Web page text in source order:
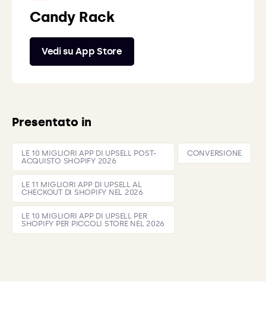
Candy Rack
Vedi su App Store
Presentato in
LE 10 MIGLIORI APP DI UPSELL POST-
ACQUISTO SHOPIFY 2026
LE 11 MIGLIORI APP DI UPSELL AL
CHECKOUT DI SHOPIFY NEL 2026
LE 10 MIGLIORI APP DI UPSELL PER
SHOPIFY PER PICCOLI STORE NEL 2026
CONVERSIONE